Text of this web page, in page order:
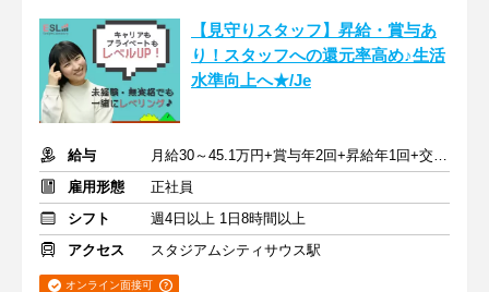
【見守りスタッフ】昇給・賞与あ
り！スタッフへの還元率高め♪生活
水準向上へ★/Je
給与
月給30～45.1万円+賞与年2回+昇給年1回+交通費全額
雇用形態
正社員
シフト
週4日以上 1日8時間以上
アクセス
スタジアムシティサウス駅
オンライン面接可